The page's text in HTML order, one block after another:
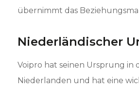
übernimmt das
Niederländischer
Voipro hat seinen Ursprung in
Niederlanden und hat eine